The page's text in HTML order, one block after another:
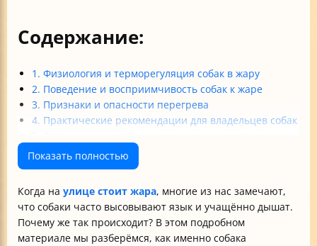
Содержание:
1. Физиология и терморегуляция собак в жару
2. Поведение и восприимчивость собак к жаре
3. Признаки и опасности перегрева
4. Практические рекомендации для владельцев собак
Итог: почему в жару собака высовывает язык?
Показать полностью
Когда на улице стоит жара, многие из нас замечают,
что собаки часто высовывают язык и учащённо дышат.
Почему же так происходит? В этом подробном
материале мы разберёмся, как именно собака